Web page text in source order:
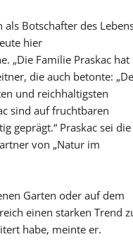
Botschafter des
hier
„Die Familie Praskac hat
die auch betonte:
und reichhaltigsten
sind auf fruchtbaren
geprägt.“ Praskac sei die
von „Natur im
Garten oder auf dem
einen starken Trend
habe, meinte er.